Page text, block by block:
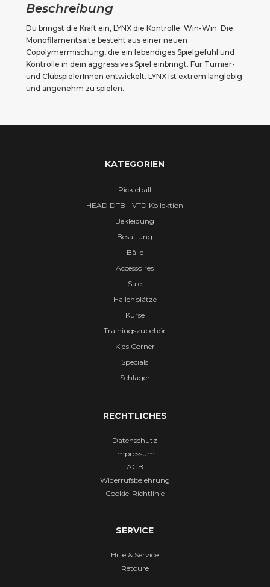
Beschreibung
Du bringst die Kraft ein, LYNX die Kontrolle. Win-Win. Die
Monofilamentsaite besteht aus einer neuen
Copolymermischung, die ein lebendiges Spielgefühl und
Kontrolle in dein aggressives Spiel einbringt. Für Turnier-
und ClubspielerInnen entwickelt. LYNX ist extrem langlebig
und angenehm zu spielen.
KATEGORIEN
Pickleball
HEAD DTB - VTD Kollektion
Bekleidung
Besaitung
Bälle
Accessoires
Sale
Hallenplätze
Kurse
Trainingszubehör
Kids Corner
Specials
Schläger
RECHTLICHES
Datenschutz
Impressum
AGB
Widerrufsbelehrung
Cookie-Richtlinie
SERVICE
Hilfe & Service
Retoure